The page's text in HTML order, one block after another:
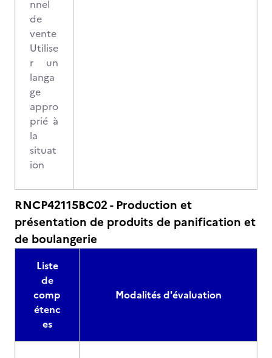
nnel
de
vente
Utilise
r un
langa
ge
appro
prié à
la
situat
ion
RNCP42115BC02 - Production et
présentation de produits de panification et
de boulangerie
Liste
de
comp
étenc
es
Modalités d'évaluation